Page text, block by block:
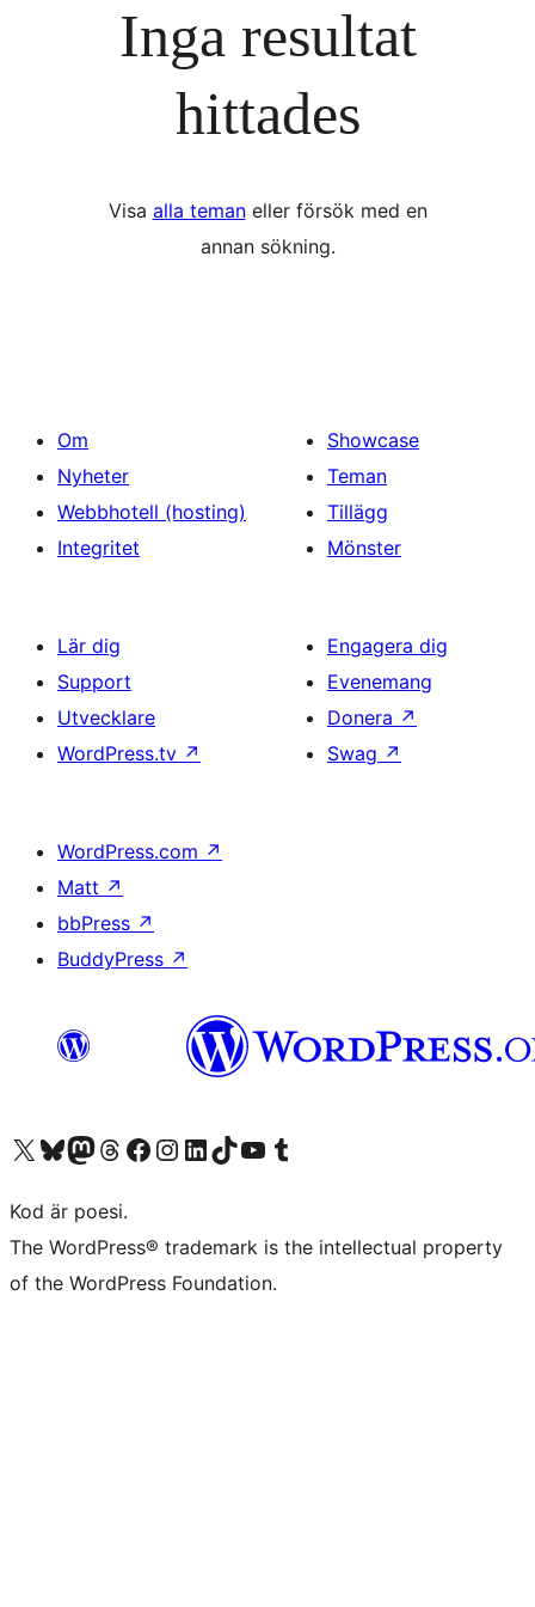
Inga resultat
hittades
Visa alla temaneller försök med en
annan sökning.
Om
Nyheter
Webbhotell (hosting)
Integritet
Showcase
Teman
Tillägg
Mönster
Lär dig
Support
Utvecklare
WordPress.tv ↗
Engagera dig
Evenemang
Donera ↗
Swag ↗
WordPress.com ↗
Matt ↗
bbPress ↗
BuddyPress ↗
Besök vår X-konto (f.d. Twitter)
Besök vårt Bluesky-konto
Besök vårt Mastodon-konto
Besök vårt Thread-konto
Besök vår Facebook-sidaBesök vårt Instagram-konto
Besök vårt LinkedIn-konto
Besök vårt TikTok-konto
Besök vår YouTube-kanalBesök vårt Tumblr-konto
Kod är poesi.
The WordPress® trademark is the intellectual property
of the WordPress Foundation.